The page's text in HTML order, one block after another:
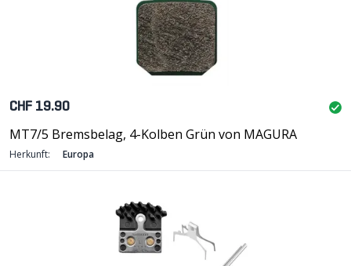
CHF 19.90
MT7/5 Bremsbelag, 4-Kolben Grün von MAGURA
Herkunft: Europa